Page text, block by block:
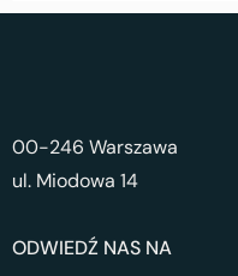
00-246 Warszawa
ul. Miodowa 14
ODWIEDŹ NAS NA